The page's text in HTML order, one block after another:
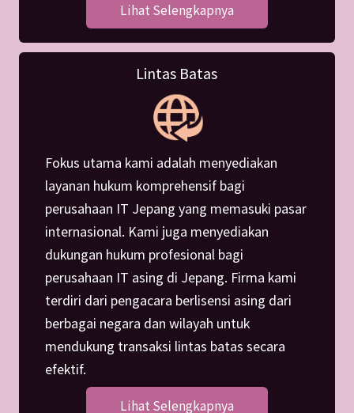
Lihat Selengkapnya
Lintas Batas
Fokus utama kami adalah menyediakan
layanan hukum komprehensif bagi
perusahaan IT Jepang yang memasuki pasar
internasional. Kami juga menyediakan
dukungan hukum profesional bagi
perusahaan IT asing di Jepang. Firma kami
terdiri dari pengacara berlisensi asing dari
berbagai negara dan wilayah untuk
mendukung transaksi lintas batas secara
efektif.
Lihat Selengkapnya